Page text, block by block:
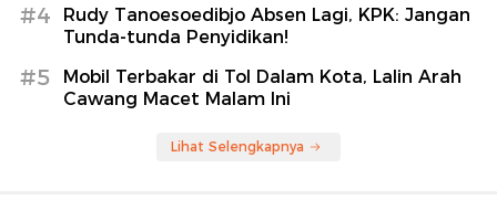
#4
Rudy Tanoesoedibjo Absen Lagi, KPK: Jangan
Tunda-tunda Penyidikan!
#5
Mobil Terbakar di Tol Dalam Kota, Lalin Arah
Cawang Macet Malam Ini
Lihat Selengkapnya